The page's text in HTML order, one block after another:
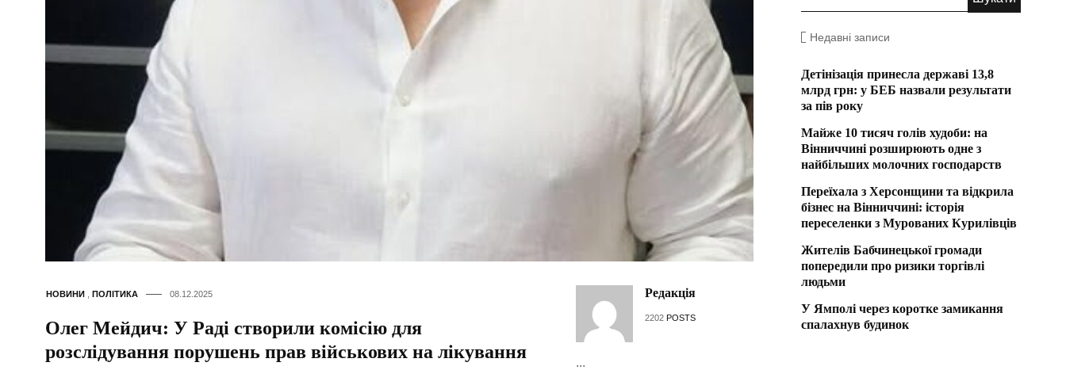
НОВИНИ ПОЛІТИКА 08.12.2025
Олег Мейдич: У Раді створили комісію для
розслідування порушень прав військових на лікування
Редакція
2202 POSTS
...
Недавні записи
Детінізація принесла державі 13,8
млрд грн: у БЕБ назвали результати
за пів року
Майже 10 тисяч голів худоби: на
Вінниччині розширюють одне з
найбільших молочних господарств
Переїхала з Херсонщини та відкрила
бізнес на Вінниччині: історія
переселенки з Мурованих Курилівців
Жителів Бабчинецької громади
попередили про ризики торгівлі
людьми
У Ямполі через коротке замикання
спалахнув будинок